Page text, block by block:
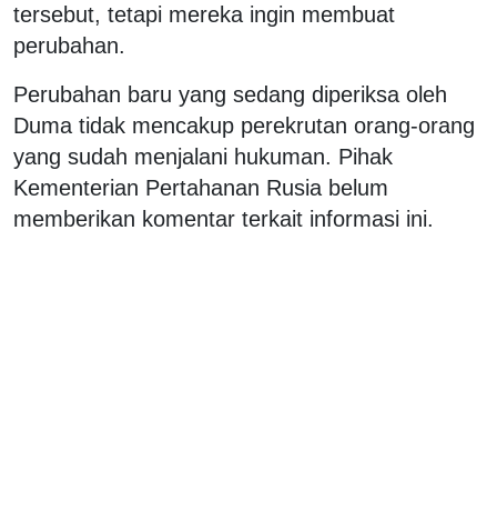
tersebut, tetapi mereka ingin membuat
perubahan.
Perubahan baru yang sedang diperiksa oleh
Duma tidak mencakup perekrutan orang-orang
yang sudah menjalani hukuman. Pihak
Kementerian Pertahanan Rusia belum
memberikan komentar terkait informasi ini.